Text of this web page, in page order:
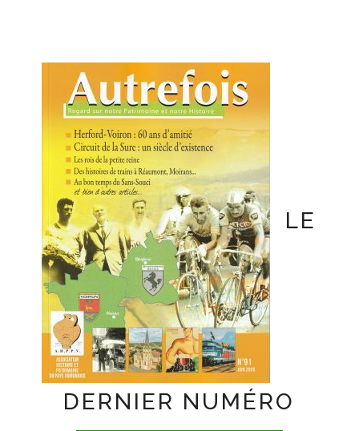
LE
DERNIER NUMÉRO